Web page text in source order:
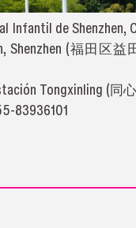
Infantil de Shenzhen,
Shenzhen (福田区益
Tongxinling (同
83936101